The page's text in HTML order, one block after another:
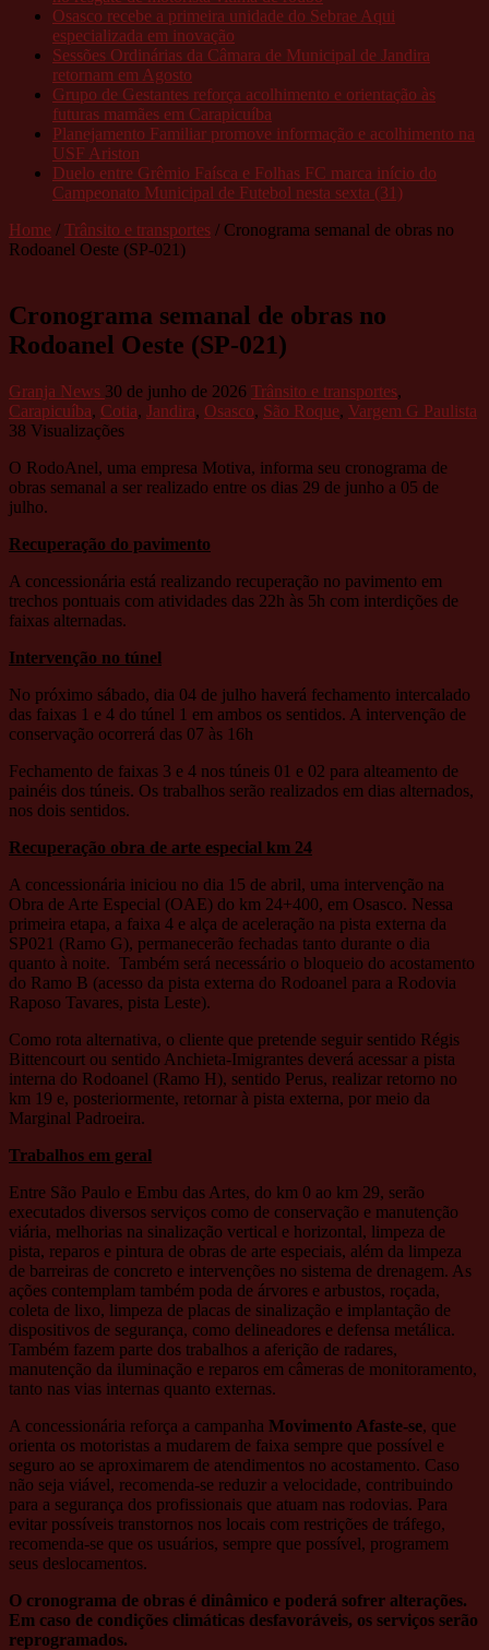
Osasco recebe a primeira unidade do Sebrae Aqui
especializada em inovação
Sessões Ordinárias da Câmara de Municipal de Jandira
retornam em Agosto
Grupo de Gestantes reforça acolhimento e orientação às
futuras mamães em Carapicuíba
Planejamento Familiar promove informação e acolhimento na
USF Ariston
Duelo entre Grêmio Faísca e Folhas FC marca início do
Campeonato Municipal de Futebol nesta sexta (31)
Home / Trânsito e transportes / Cronograma semanal de obras no
Rodoanel Oeste (SP-021)
Cronograma semanal de obras no
Rodoanel Oeste (SP-021)
Granja News 30 de junho de 2026 Trânsito e transportes,
Carapicuíba, Cotia, Jandira, Osasco, São Roque, Vargem G Paulista
38 Visualizações
O RodoAnel, uma empresa Motiva, informa seu cronograma de
obras semanal a ser realizado entre os dias 29 de junho a 05 de
julho.
Recuperação do pavimento
A concessionária está realizando recuperação no pavimento em
trechos pontuais com atividades das 22h às 5h com interdições de
faixas alternadas.
Intervenção no túnel
No próximo sábado, dia 04 de julho haverá fechamento intercalado
das faixas 1 e 4 do túnel 1 em ambos os sentidos. A intervenção de
conservação ocorrerá das 07 às 16h
Fechamento de faixas 3 e 4 nos túneis 01 e 02 para alteamento de
painéis dos túneis. Os trabalhos serão realizados em dias alternados,
nos dois sentidos.
Recuperação obra de arte especial km 24
A concessionária iniciou no dia 15 de abril, uma intervenção na
Obra de Arte Especial (OAE) do km 24+400, em Osasco. Nessa
primeira etapa, a faixa 4 e alça de aceleração na pista externa da
SP021 (Ramo G), permanecerão fechadas tanto durante o dia
quanto à noite. Também será necessário o bloqueio do acostamento
do Ramo B (acesso da pista externa do Rodoanel para a Rodovia
Raposo Tavares, pista Leste).
Como rota alternativa, o cliente que pretende seguir sentido Régis
Bittencourt ou sentido Anchieta-Imigrantes deverá acessar a pista
interna do Rodoanel (Ramo H), sentido Perus, realizar retorno no
km 19 e, posteriormente, retornar à pista externa, por meio da
Marginal Padroeira.
Trabalhos em geral
Entre São Paulo e Embu das Artes, do km 0 ao km 29, serão
executados diversos serviços como de conservação e manutenção
viária, melhorias na sinalização vertical e horizontal, limpeza de
pista, reparos e pintura de obras de arte especiais, além da limpeza
de barreiras de concreto e intervenções no sistema de drenagem. As
ações contemplam também poda de árvores e arbustos, roçada,
coleta de lixo, limpeza de placas de sinalização e implantação de
dispositivos de segurança, como delineadores e defensa metálica.
Também fazem parte dos trabalhos a aferição de radares,
manutenção da iluminação e reparos em câmeras de monitoramento,
tanto nas vias internas quanto externas.
A concessionária reforça a campanha Movimento Afaste-se, que
orienta os motoristas a mudarem de faixa sempre que possível e
seguro ao se aproximarem de atendimentos no acostamento. Caso
não seja viável, recomenda-se reduzir a velocidade, contribuindo
para a segurança dos profissionais que atuam nas rodovias. Para
evitar possíveis transtornos nos locais com restrições de tráfego,
recomenda-se que os usuários, sempre que possível, programem
seus deslocamentos.
O cronograma de obras é dinâmico e poderá sofrer alterações.
Em caso de condições climáticas desfavoráveis, os serviços serão
reprogramados.